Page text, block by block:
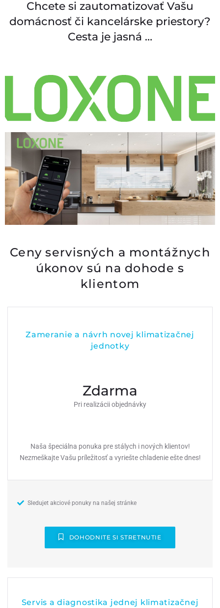
Chcete si zautomatizovať Vašu
domácnosť či kancelárske priestory?
Cesta je jasná …
Ceny servisných a montážnych
úkonov sú na dohode s
klientom
Zameranie a návrh novej klimatizačnej
jednotky
Zdarma
Pri realizácii objednávky
Naša špeciálna ponuka pre stálych i nových klientov!
Nezmeškajte Vašu príležitosť a vyriešte chladenie ešte dnes!
Sledujet akciové ponuky na našej stránke
DOHODNITE SI STRETNUTIE
Servis a diagnostika jednej klimatizačnej